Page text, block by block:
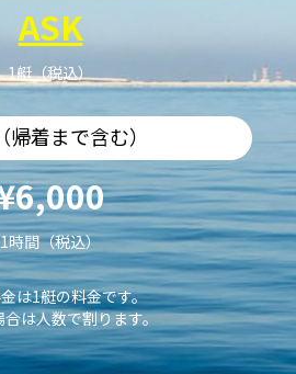
ASK
1艇（税込）
帰着まで含む）
1時間（税込）
は1艇の料金です。
は人数で割ります。